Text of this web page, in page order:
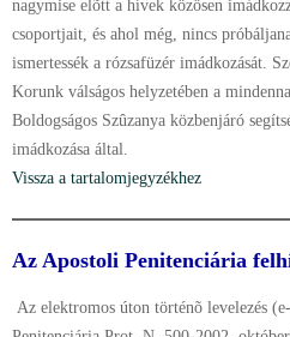
nagymise elõtt a hívek közösen
csoportjait, és ahol még, nincs
ismertessék a rózsafüzér imádkozását.
Korunk válságos helyzetében a
Boldogságos Szûzanya közbenjáró
imádkozása által.
Vissza a tartalomjegyzékhez
Az Apostoli Penitenciária
Az elektromos úton történõ levelezés